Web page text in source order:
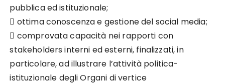
pubblica ed istituzionale;
 ottima conoscenza e gestione del social media;
 comprovata capacità nei rapporti con
stakeholders interni ed esterni, finalizzati, in
particolare, ad illustrare l’attività politica-
istituzionale degli Organi di vertice